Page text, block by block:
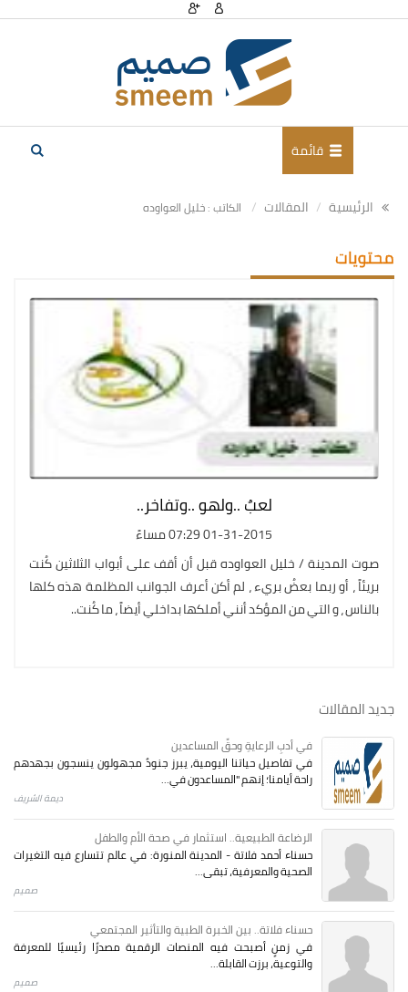
قائمة
الرئيسية المقالات الكاتب : خليل العواوده
محتويات
لعبٌ ..ولهو ..وتفاخر..
01-31-2015 07:29 مساءً
صوت المدينة / خليل العواوده قبل أن أقف على أبواب الثلاثين كُنت
بريئاً ، أو ربما بعضُ بريء ، لم أكن أعرف الجوانب المظلمة هذه كلها
بالناس ، و التي من المؤكد أنني أملكها بداخلي أيضاً ، ما كُنت..
جديد المقالات
في أدبِ الرعايةِ وحقِّ المساعدين
في تفاصيل حياتنا اليومية، يبرز جنودٌ مجهولون ينسجون بجهدهم
راحة أيامنا؛ إنهم "المساعدون في...
ديمة الشريف
الرضاعة الطبيعية.. استثمار في صحة الأم والطفل
حسناء أحمد فلاتة - المدينة المنورة: في عالم تتسارع فيه التغيرات
الصحية والمعرفية، تبقى...
صميم
حسناء فلاتة.. بين الخبرة الطبية والتأثير المجتمعي
في زمنٍ أصبحت فيه المنصات الرقمية مصدرًا رئيسيًا للمعرفة
والتوعية، برزت القابلة...
صميم